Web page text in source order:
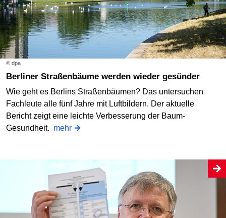
© dpa
Berliner Straßenbäume werden wieder gesünder
Wie geht es Berlins Straßenbäumen? Das untersuchen
Fachleute alle fünf Jahre mit Luftbildern. Der aktuelle
Bericht zeigt eine leichte Verbesserung der Baum-
Gesundheit. mehr